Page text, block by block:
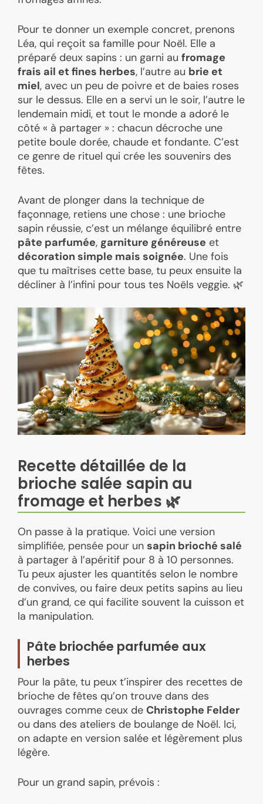
Pour te donner un exemple concret, prenons
Léa, qui reçoit sa famille pour Noël. Elle a
préparé deux sapins : un garni au fromage
frais ail et fines herbes, l’autre au brie et
miel, avec un peu de poivre et de baies roses
sur le dessus. Elle en a servi un le soir, l’autre le
lendemain midi, et tout le monde a adoré le
côté « à partager » : chacun décroche une
petite boule dorée, chaude et fondante. C’est
ce genre de rituel qui crée les souvenirs des
fêtes.
Avant de plonger dans la technique de
façonnage, retiens une chose : une brioche
sapin réussie, c’est un mélange équilibré entre
pâte parfumée, garniture généreuse et
décoration simple mais soignée. Une fois
que tu maîtrises cette base, tu peux ensuite la
décliner à l’infini pour tous tes Noëls veggie. 🌿
Recette détaillée de la
brioche salée sapin au
fromage et herbes 🌿
On passe à la pratique. Voici une version
simplifiée, pensée pour un sapin brioché salé
à partager à l’apéritif pour 8 à 10 personnes.
Tu peux ajuster les quantités selon le nombre
de convives, ou faire deux petits sapins au lieu
d’un grand, ce qui facilite souvent la cuisson et
la manipulation.
Pâte briochée parfumée aux
herbes
Pour la pâte, tu peux t’inspirer des recettes de
brioche de fêtes qu’on trouve dans des
ouvrages comme ceux de Christophe Felder
ou dans des ateliers de boulange de Noël. Ici,
on adapte en version salée et légèrement plus
légère.
Pour un grand sapin, prévois :